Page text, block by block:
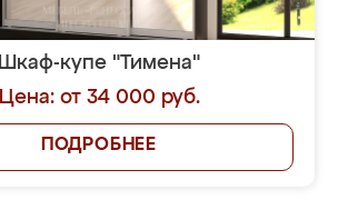
Шкаф-купе "Тимена"
Цена: от 34 000 руб.
ПОДРОБНЕЕ